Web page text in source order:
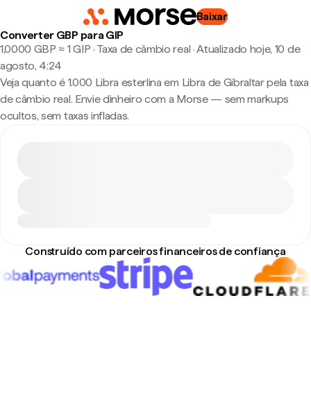
Baixar
Converter GBP para GIP
1,0000 GBP ≈ 1 GIP · Taxa de câmbio real ·Atualizado hoje, 10 de
agosto, 4:24
Veja quanto é 1.000 Libra esterlina em Libra de Gibraltar pela taxa
de câmbio real. Envie dinheiro com a Morse — sem markups
ocultos, sem taxas infladas.
Construído com parceiros financeiros de confiança